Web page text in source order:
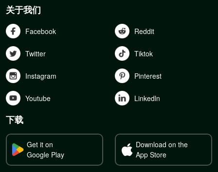
关于我们
Facebook Reddit
Twitter Tiktok
Instagram Pinterest
Youtube Linkedln
下载
Get it on
Google Play
Download on the
App Store